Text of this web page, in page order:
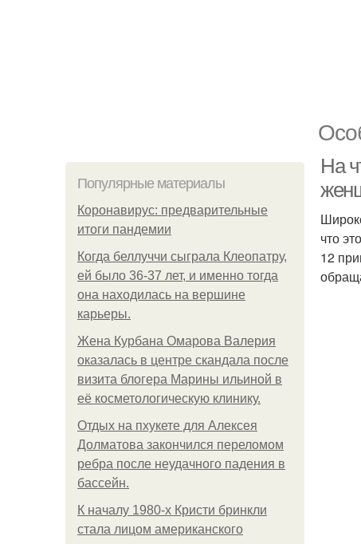
Популярные материалы
Коронавирус: предварительные
итоги пандемии
Когда беллуччи сыграла Клеопатру,
ей было 36-37 лет, и именно тогда
она находилась на вершине
карьеры.
Жена Курбана Омарова Валерия
оказалась в центре скандала после
визита блогера Марины ильиной в
её косметологическую клинику.
Отдых на пхукете для Алексея
Долматова закончился переломом
ребра после неудачного падения в
бассейн.
К началу 1980-х Кристи бринкли
стала лицом американского
На
что
12